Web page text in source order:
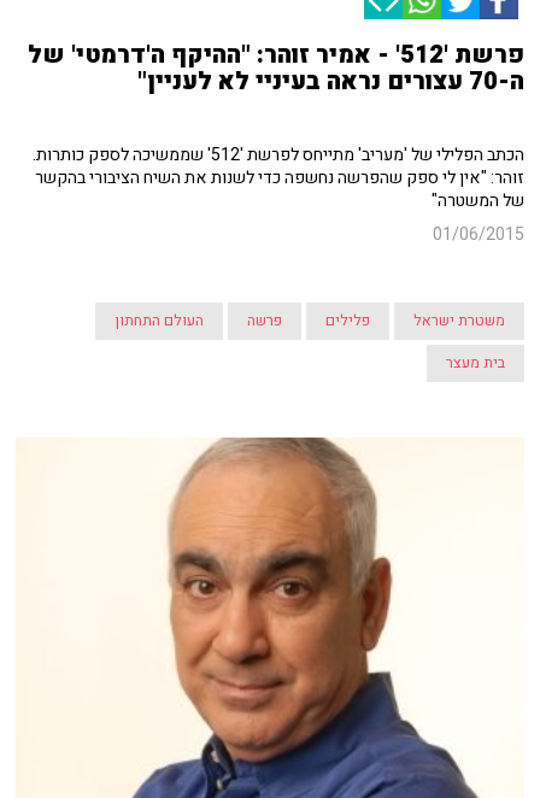
פרשת '512' - אמיר זוהר: "ההיקף ה'דרמטי' של
ה-70 עצורים נראה בעיניי לא לעניין"
הכתב הפלילי של 'מעריב' מתייחס לפרשת '512' שממשיכה לספק כותרות.
זוהר: "אין לי ספק שהפרשה נחשפה כדי לשנות את השיח הציבורי בהקשר
של המשטרה"
01/06/2015
משטרת ישראל פלילים פרשה
העולם התחתון
בית מעצר